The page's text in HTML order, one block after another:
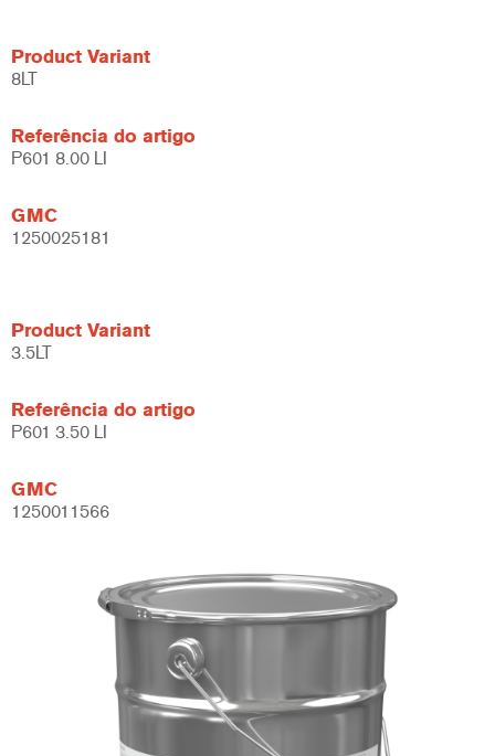
Product Variant
8LT
Referência do artigo
P601 8.00 LI
GMC
1250025181
Product Variant
3.5LT
Referência do artigo
P601 3.50 LI
GMC
1250011566